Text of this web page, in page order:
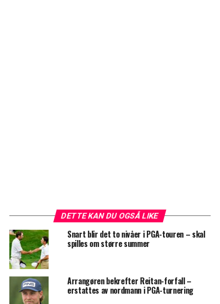
DETTE KAN DU OGSÅ LIKE
Snart blir det to nivåer i PGA-touren – skal
spilles om større summer
Arrangøren bekrefter Reitan-forfall –
erstattes av nordmann i PGA-turnering